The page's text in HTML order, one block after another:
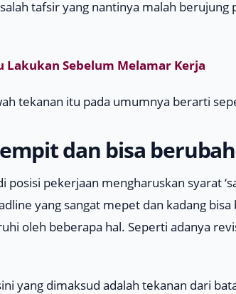
tafsir yang nantinya malah
Lakukan Sebelum Melamar Kerja
tekanan itu pada umumnya berarti
dan bisa
posisi pekerjaan mengharuskan syarat
yang sangat mepet dan kadang
oleh beberapa hal. Seperti adanya
yang dimaksud adalah tekanan dari